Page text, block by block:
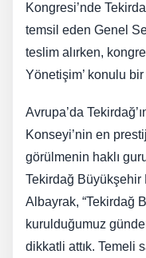
Kongresi’nde
temsil eden Genel
teslim alırken,
Yönetişim’ konulu
Avrupa’da
Konseyi’nin en
görülmenin haklı
Tekirdağ Büyükşehir
Albayrak, “Tekirdağ
kurulduğumuz
dikkatli attık. Temeli